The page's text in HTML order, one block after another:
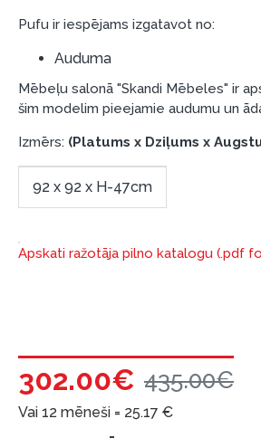
Līzinga līgumu drīkst parakstīt
kura ir norādīta kredīta
Papildu informācija:
Pirms kredīta noformēšanas,
garantijas un atgriesanas
Aicinām aizņemties atbildīgi!
Pufu ir iespējams izgatavot no:
Auduma
Mēbeļu salonā "Skandi Mēbeles" ir
šim modelim pieejamie audumu un
Izmērs: (Platums x Dziļums x
92 x 92 x H-47cm
Apskati ražotāja pilno katalogu (.pdf
302.00€ 435.00€
Vai 12 mēneši = 25.17 €